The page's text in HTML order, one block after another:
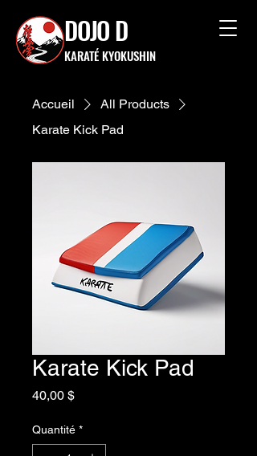
DOJO D
KARATÉ KYOKUSHIN
Accueil
All Products
Karate Kick Pad
Karate Kick Pad
40,00 $Prix
Quantité *